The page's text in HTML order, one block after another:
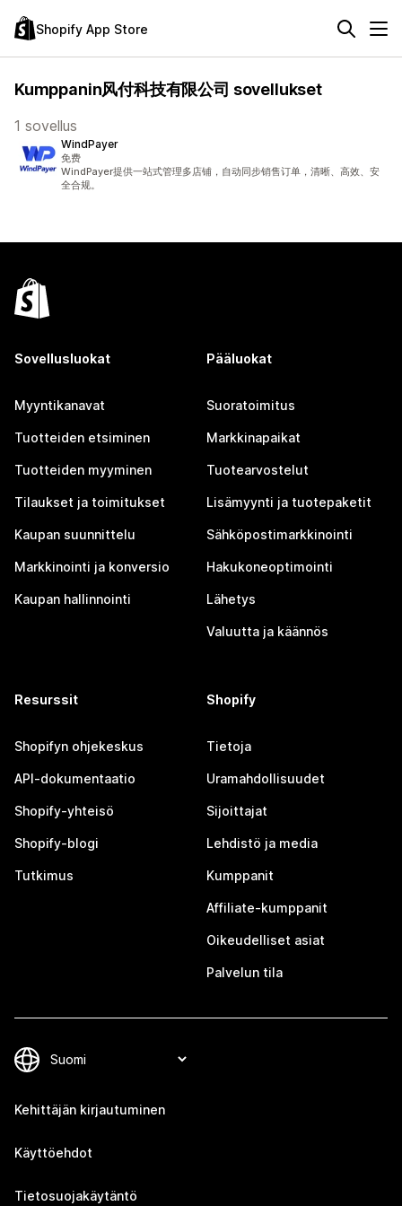
Shopify App Store
Kumppanin风付科技有限公司 sovellukset
1 sovellus
WindPayer
免费
WindPayer提供一站式管理多店铺，自动同步销售订单，清晰、高效、安
全合规。
Sovellusluokat
Myyntikanavat
Tuotteiden etsiminen
Tuotteiden myyminen
Tilaukset ja toimitukset
Kaupan suunnittelu
Markkinointi ja konversio
Kaupan hallinnointi
Pääluokat
Suoratoimitus
Markkinapaikat
Tuotearvostelut
Lisämyynti ja tuotepaketit
Sähköpostimarkkinointi
Hakukoneoptimointi
Lähetys
Valuutta ja käännös
Resurssit
Shopifyn ohjekeskus
API-dokumentaatio
Shopify-yhteisö
Shopify-blogi
Tutkimus
Shopify
Tietoja
Uramahdollisuudet
Sijoittajat
Lehdistö ja media
Kumppanit
Affiliate-kumppanit
Oikeudelliset asiat
Palvelun tila
Kehittäjän kirjautuminen
Käyttöehdot
Tietosuojakäytäntö